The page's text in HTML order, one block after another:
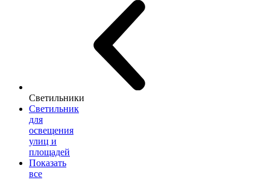
Светильники
Светильник
для
освещения
улиц и
площадей
Показать
все